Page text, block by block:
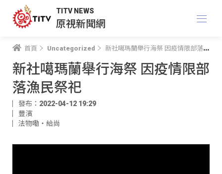
TITV NEWS
原視新聞網
首頁 Uncategorized 新社噶瑪蘭舉行海祭 因疫情限部落漁民祭祀
新社噶瑪蘭舉行海祭 因疫情限部
落漁民祭祀
發布：2022-04-12 19:29
豐濱
法物嘞‧給尚